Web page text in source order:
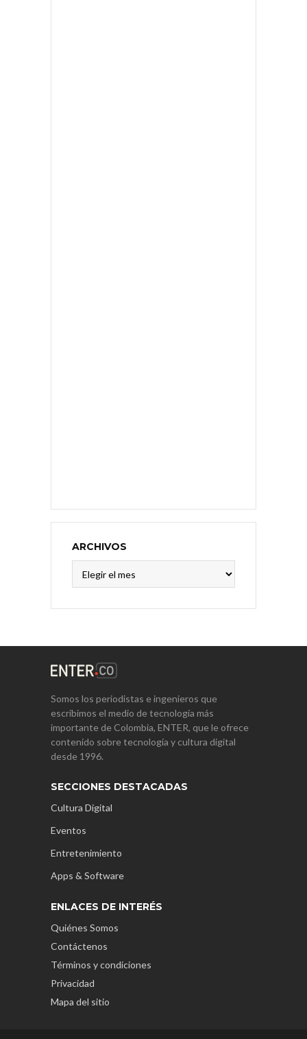
ARCHIVOS
Somos los periodistas e ingenieros que
escribimos el medio de tecnología más
importante de Colombia, ENTER, que le ofrece
contenido sobre tecnología y cultura digital
desde 1996.
SECCIONES DESTACADAS
Cultura Digital
Eventos
Entretenimiento
Apps & Software
ENLACES DE INTERÉS
Quiénes Somos
Contáctenos
Términos y condiciones
Privacidad
Mapa del sitio